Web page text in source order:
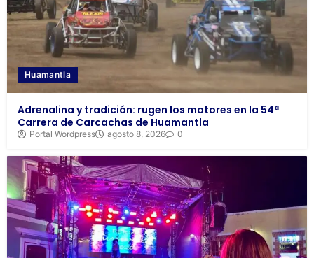
Huamantla
Adrenalina y tradición: rugen los motores en la 54ª
Carrera de Carcachas de Huamantla
Portal Wordpress agosto 8, 2026 0